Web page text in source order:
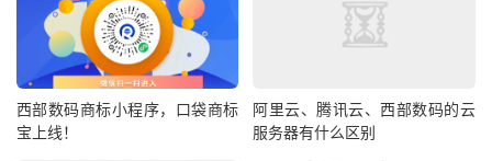
西部数码商标小程序，口袋商标
宝上线！
阿里云、腾讯云、西部数码的云
服务器有什么区别